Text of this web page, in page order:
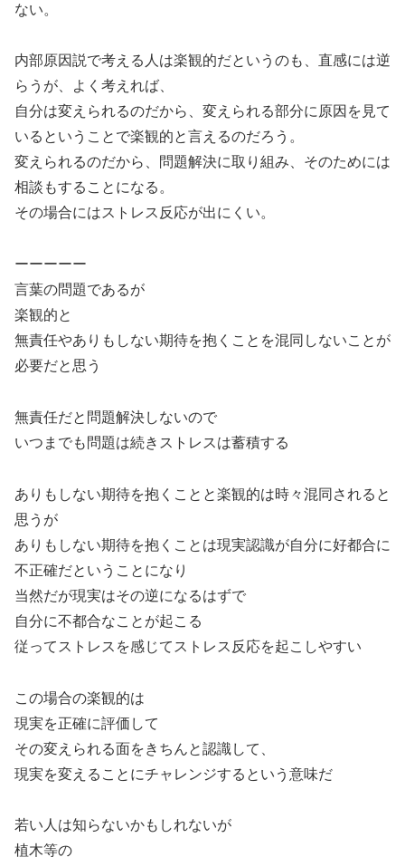
ない。
内部原因説で考える人は楽観的だというのも、直感には逆
らうが、よく考えれば、
自分は変えられるのだから、変えられる部分に原因を見て
いるということで楽観的と言えるのだろう。
変えられるのだから、問題解決に取り組み、そのためには
相談もすることになる。
その場合にはストレス反応が出にくい。
ーーーーー
言葉の問題であるが
楽観的と
無責任やありもしない期待を抱くことを混同しないことが
必要だと思う
無責任だと問題解決しないので
いつまでも問題は続きストレスは蓄積する
ありもしない期待を抱くことと楽観的は時々混同されると
思うが
ありもしない期待を抱くことは現実認識が自分に好都合に
不正確だということになり
当然だが現実はその逆になるはずで
自分に不都合なことが起こる
従ってストレスを感じてストレス反応を起こしやすい
この場合の楽観的は
現実を正確に評価して
その変えられる面をきちんと認識して、
現実を変えることにチャレンジするという意味だ
若い人は知らないかもしれないが
植木等の